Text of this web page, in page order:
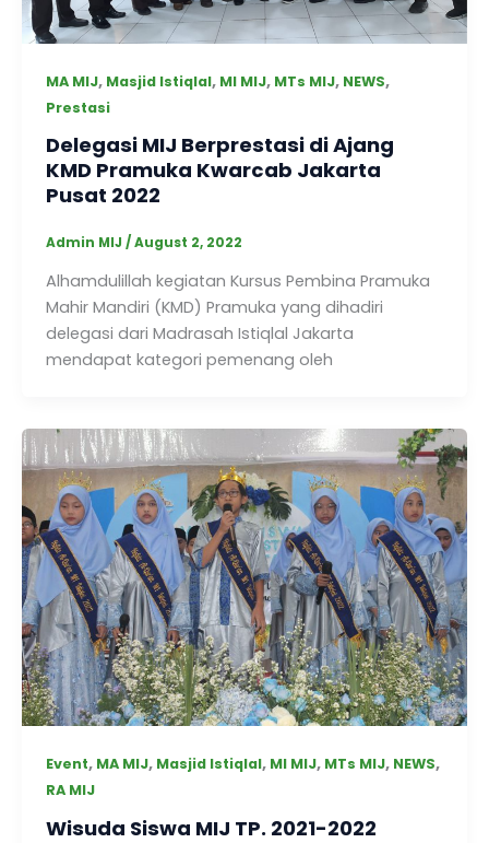
MA MIJ, Masjid Istiqlal, MI MIJ, MTs MIJ, NEWS,
Prestasi
Delegasi MIJ Berprestasi di Ajang
KMD Pramuka Kwarcab Jakarta
Pusat 2022
Admin MIJ /August 2, 2022
Alhamdulillah kegiatan Kursus Pembina Pramuka
Mahir Mandiri (KMD) Pramuka yang dihadiri
delegasi dari Madrasah Istiqlal Jakarta
mendapat kategori pemenang oleh
Event, MA MIJ, Masjid Istiqlal, MI MIJ, MTs MIJ, NEWS,
RA MIJ
Wisuda Siswa MIJ TP. 2021-2022